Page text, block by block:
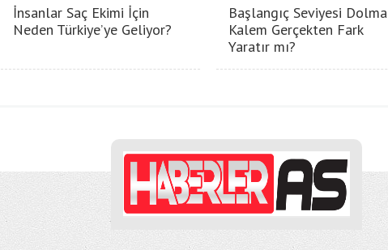
İnsanlar Saç Ekimi İçin
Neden Türkiye’ye Geliyor?
Başlangıç Seviyesi Dolma
Kalem Gerçekten Fark
Yaratır mı?